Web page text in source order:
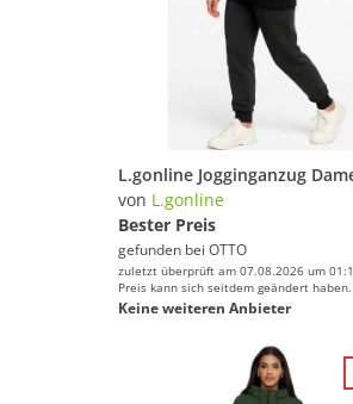
von L.gonline
Bester Preis
gefunden bei OTTO
zuletzt überprüft am 07.08.2026 um
Preis kann sich seitdem geändert haben.
Keine weiteren Anbieter